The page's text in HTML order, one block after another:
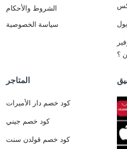
الشروط والأحكام
سياسة الخصوصية
؟
المتاجر
كود خصم دار الأميرات
كود خصم جيني
كود خصم قولدن سنت